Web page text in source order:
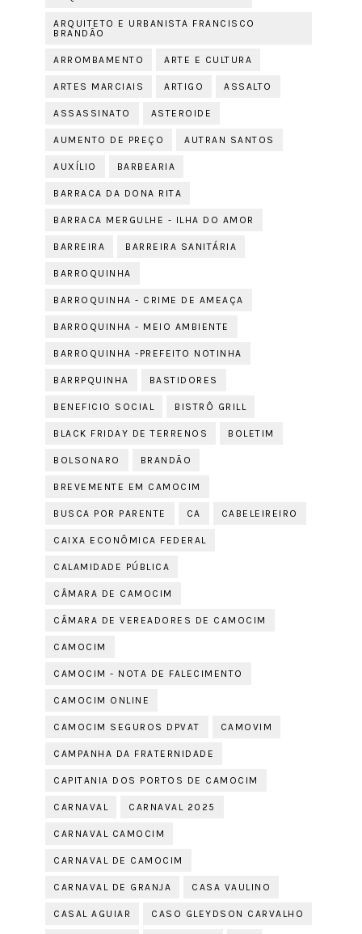
ARQUITETO E URBANISTA FRANCISCO
BRANDÃO
ARROMBAMENTO ARTE E CULTURA
ARTES MARCIAIS ARTIGO ASSALTO
ASSASSINATO ASTEROIDE
AUMENTO DE PREÇO AUTRAN SANTOS
AUXÍLIO BARBEARIA
BARRACA DA DONA RITA
BARRACA MERGULHE - ILHA DO AMOR
BARREIRA BARREIRA SANITÁRIA
BARROQUINHA
BARROQUINHA - CRIME DE AMEAÇA
BARROQUINHA - MEIO AMBIENTE
BARROQUINHA -PREFEITO NOTINHA
BARRPQUINHA BASTIDORES
BENEFICIO SOCIAL BISTRÔ GRILL
BLACK FRIDAY DE TERRENOS BOLETIM
BOLSONARO BRANDÃO
BREVEMENTE EM CAMOCIM
BUSCA POR PARENTE CA CABELEIREIRO
CAIXA ECONÔMICA FEDERAL
CALAMIDADE PÚBLICA
CÂMARA DE CAMOCIM
CÂMARA DE VEREADORES DE CAMOCIM
CAMOCIM
CAMOCIM - NOTA DE FALECIMENTO
CAMOCIM ONLINE
CAMOCIM SEGUROS DPVAT CAMOVIM
CAMPANHA DA FRATERNIDADE
CAPITANIA DOS PORTOS DE CAMOCIM
CARNAVAL CARNAVAL 2025
CARNAVAL CAMOCIM
CARNAVAL DE CAMOCIM
CARNAVAL DE GRANJA CASA VAULINO
CASAL AGUIAR CASO GLEYDSON CARVALHO